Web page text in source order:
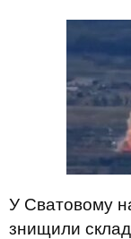
У Сватовому на
знищили склад